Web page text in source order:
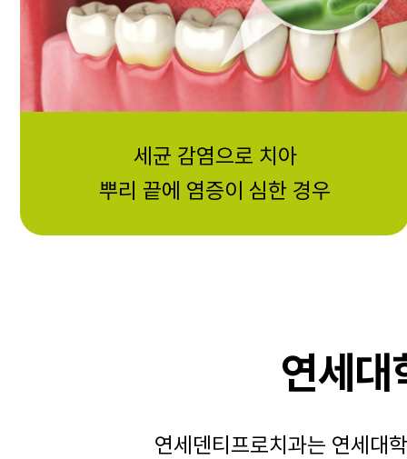
세균 감염으로 치아
뿌리 끝에 염증이 심한 경우
연세대
연세덴티프로치과는 연세대